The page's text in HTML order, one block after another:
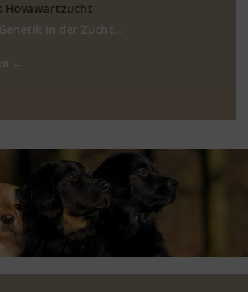
in der Zucht…